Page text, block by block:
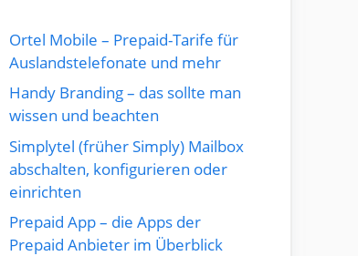
Ortel Mobile – Prepaid-Tarife für
Auslandstelefonate und mehr
Handy Branding – das sollte man
wissen und beachten
Simplytel (früher Simply) Mailbox
abschalten, konfigurieren oder
einrichten
Prepaid App – die Apps der
Prepaid Anbieter im Überblick